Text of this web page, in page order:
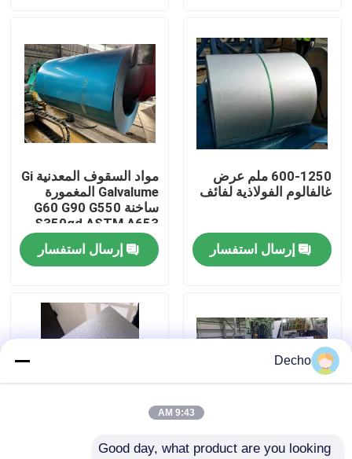
المنتجات
حولنا
جولة في المصنع
مراقبة الجودة
اتصل بنا
القضايا
لفائف الصلب المطلي بالألوان
600-1250 ملم عرض
غالفالوم الفولاذية لفائف
إرسال استفسار
مواد السقوف المعدنية Gi
Galvalume المغمورة
ساخنة G60 G90 G550
S350gd ASTM A653
Z275 ملفوفات مطلية
بالزنك Dx51d Dx52D
Dx54D
إرسال استفسار
0.38*1200MM ASTM
AFP AZ120+/-20
Decho
9:43 AM
Good day, what product are you looking